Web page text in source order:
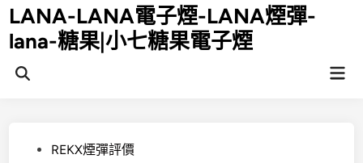
Skip
to
content
LANA-LANA電子煙-LANA煙彈-
lana-糖果|小七糖果電子煙
Open
PostedREKX煙彈評價